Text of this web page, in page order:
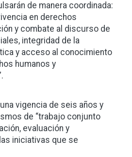
de manera coordinada:
en derechos
y combate al discurso de
integridad de la
y acceso al conocimiento
humanos y
vigencia de seis años y
de “trabajo conjunto
evaluación y
iniciativas que se